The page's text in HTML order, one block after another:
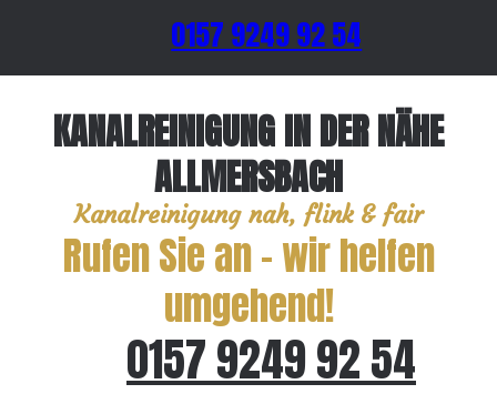
0157 9249 92 54
KANALREINIGUNG IN DER NÄHE
ALLMERSBACH
Kanalreinigung nah, flink & fair
Rufen Sie an – wir helfen
umgehend!
0157 9249 92 54